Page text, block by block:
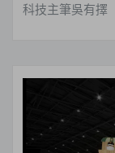
科技主筆吳有擇